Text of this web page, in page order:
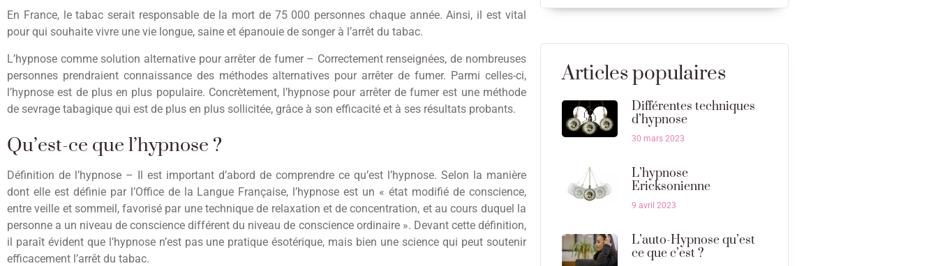
En France, le tabac serait responsable de la mort de 75 000 personnes chaque année. Ainsi, il est vital
pour qui souhaite vivre une vie longue, saine et épanouie de songer à l’arrêt du tabac.
L’hypnose comme solution alternative pour arrêter de fumer – Correctement renseignées, de nombreuses
personnes prendraient connaissance des méthodes alternatives pour arrêter de fumer. Parmi celles-ci,
l’hypnose est de plus en plus populaire. Concrètement, l’hypnose pour arrêter de fumer est une méthode
de sevrage tabagique qui est de plus en plus sollicitée, grâce à son efficacité et à ses résultats probants.
Qu’est-ce que l’hypnose ?
Définition de l’hypnose – Il est important d’abord de comprendre ce qu’est l’hypnose. Selon la manière
dont elle est définie par l’Office de la Langue Française, l’hypnose est un « état modifié de conscience,
entre veille et sommeil, favorisé par une technique de relaxation et de concentration, et au cours duquel la
personne a un niveau de conscience différent du niveau de conscience ordinaire ». Devant cette définition,
il paraît évident que l’hypnose n’est pas une pratique ésotérique, mais bien une science qui peut soutenir
efficacement l’arrêt du tabac.
Articles populaires
Différentes techniques
d’hypnose
30 mars 2023
L’hypnose
Ericksonienne
9 avril 2023
L’auto-Hypnose qu’est
ce que c’est ?